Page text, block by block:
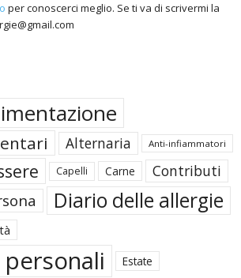
per conoscerci meglio. Se ti va di scrivermi la
Alternaria Anti-infiammatori
Capelli Carne Contributi
Diario delle allergie
Estate